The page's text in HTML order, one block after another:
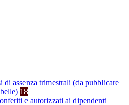
di assenza trimestrali (da pubblicare
18
e autorizzati ai dipendenti